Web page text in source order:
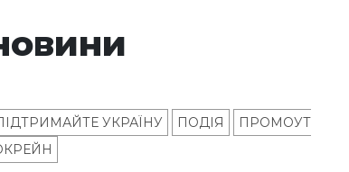
УКРАЇНУ ПОДІЯ
ПРОМОУТ